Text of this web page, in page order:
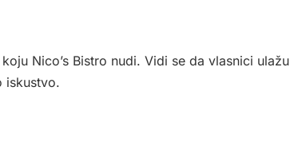
Nico’s Bistro nudi. Vidi se da vlasnici ulažu
iskustvo.